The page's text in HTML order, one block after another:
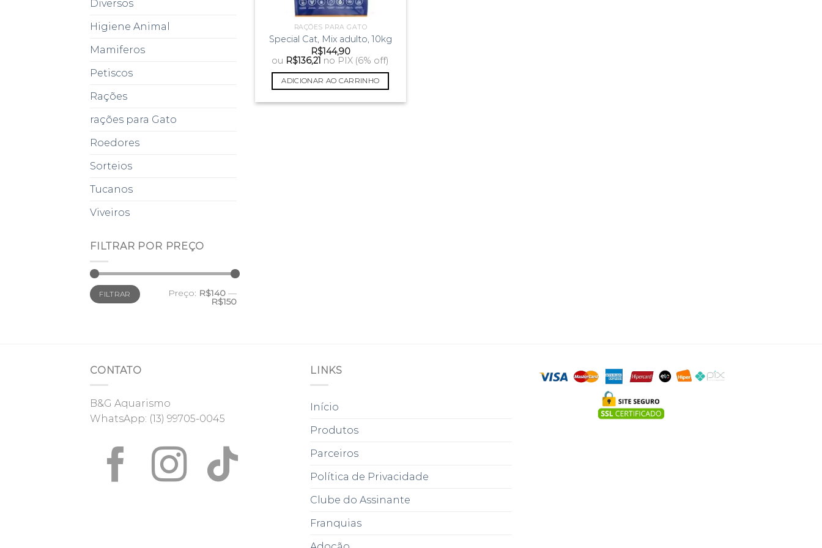
Diversos
Higiene Animal
Mamiferos
Petiscos
Rações
rações para Gato
Roedores
Sorteios
Tucanos
Viveiros
FILTRAR POR PREÇO
Preço
mínimo
Preço
máximo
FILTRAR Preço: R$140 —
R$150
RAÇÕES PARA GATO
Special Cat, Mix adulto, 10kg
R$144,90
ou R$136,21 no PIX (6% off)
ADICIONAR AO CARRINHO
CONTATO
B&G Aquarismo
WhatsApp: (13) 99705-0045
LINKS
Início
Produtos
Parceiros
Política de Privacidade
Clube do Assinante
Franquias